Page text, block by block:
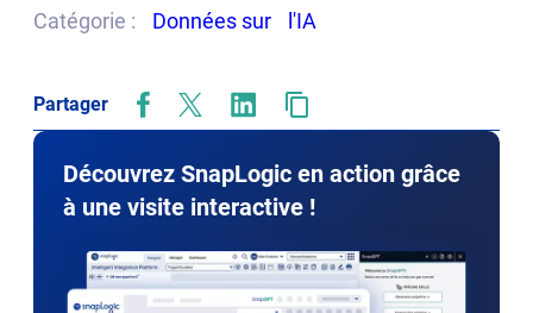
Catégorie : Données sur l'IA
Partager
opens
new
tab
opens
new
tab
opens
new
Découvrez SnapLogic en action grâce
à une visite interactive !